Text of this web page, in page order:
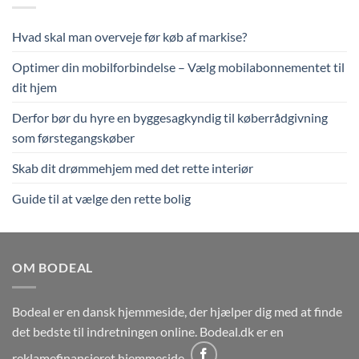
Hvad skal man overveje før køb af markise?
Optimer din mobilforbindelse – Vælg mobilabonnementet til
dit hjem
Derfor bør du hyre en byggesagkyndig til køberrådgivning
som førstegangskøber
Skab dit drømmehjem med det rette interiør
Guide til at vælge den rette bolig
OM BODEAL
Bodeal er en dansk hjemmeside, der hjælper dig med at finde
det bedste til indretningen online. Bodeal.dk er en